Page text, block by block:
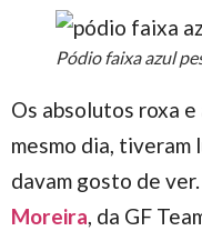
Pódio faixa azul
Os absolutos roxa
mesmo dia, tiveram
davam gosto de
Moreira, da GF